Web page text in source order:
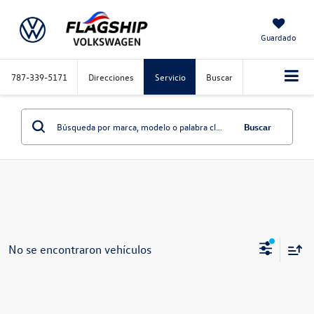
Guardado
787-339-5171 Direcciones Servicio Buscar
Buscar
No se encontraron vehículos